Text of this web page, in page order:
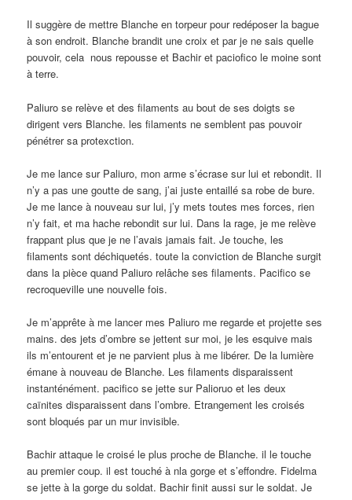
Il suggère de mettre Blanche en torpeur pour redéposer la bague
à son endroit. Blanche brandit une croix et par je ne sais quelle
pouvoir, cela nous repousse et Bachir et paciofico le moine sont
à terre.
Paliuro se relève et des filaments au bout de ses doigts se
dirigent vers Blanche. les filaments ne semblent pas pouvoir
pénétrer sa protexction.
Je me lance sur Paliuro, mon arme s’écrase sur lui et rebondit. Il
n’y a pas une goutte de sang, j’ai juste entaillé sa robe de bure.
Je me lance à nouveau sur lui, j’y mets toutes mes forces, rien
n’y fait, et ma hache rebondit sur lui. Dans la rage, je me relève
frappant plus que je ne l’avais jamais fait. Je touche, les
filaments sont déchiquetés. toute la conviction de Blanche surgit
dans la pièce quand Paliuro relâche ses filaments. Pacifico se
recroqueville une nouvelle fois.
Je m’apprête à me lancer mes Paliuro me regarde et projette ses
mains. des jets d’ombre se jettent sur moi, je les esquive mais
ils m’entourent et je ne parvient plus à me libérer. De la lumière
émane à nouveau de Blanche. Les filaments disparaissent
instanténément. pacifico se jette sur Palioruo et les deux
caïnites disparaissent dans l’ombre. Etrangement les croisés
sont bloqués par un mur invisible.
Bachir attaque le croisé le plus proche de Blanche. il le touche
au premier coup. il est touché à nla gorge et s’effondre. Fidelma
se jette à la gorge du soldat. Bachir finit aussi sur le soldat. Je